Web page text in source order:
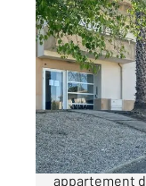
MARSEILLE
60,67 m2, 3
Ref : 1018
259
Dans le
appartement